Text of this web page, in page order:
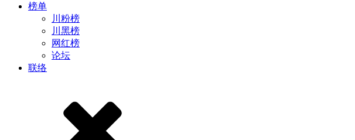
榜单
川粉榜
川黑榜
网红榜
论坛
联络